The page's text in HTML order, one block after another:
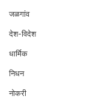
जळगांव
देश-विदेश
धार्मिक
निधन
नोकरी